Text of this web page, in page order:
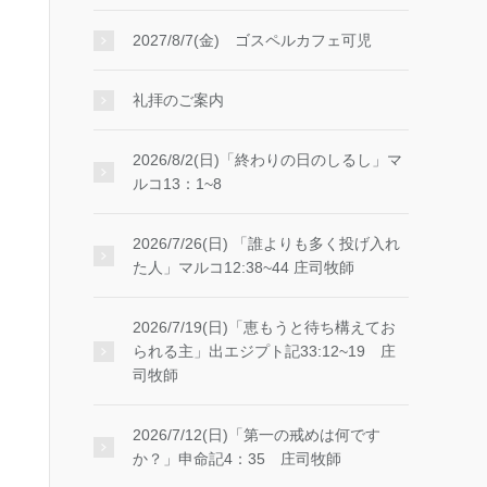
2027/8/7(金) ゴスペルカフェ可児
礼拝のご案内
2026/8/2(日)「終わりの日のしるし」マ
ルコ13：1~8
2026/7/26(日) 「誰よりも多く投げ入れ
た人」マルコ12:38~44 庄司牧師
2026/7/19(日)「恵もうと待ち構えてお
られる主」出エジプト記33:12~19 庄
司牧師
2026/7/12(日)「第一の戒めは何です
か？」申命記4：35 庄司牧師